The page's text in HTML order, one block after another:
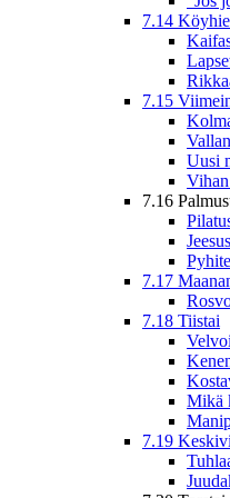
7.14
7.15
Uusi
7.16
7.17
7.18 Tiistai
Mikä
7.19